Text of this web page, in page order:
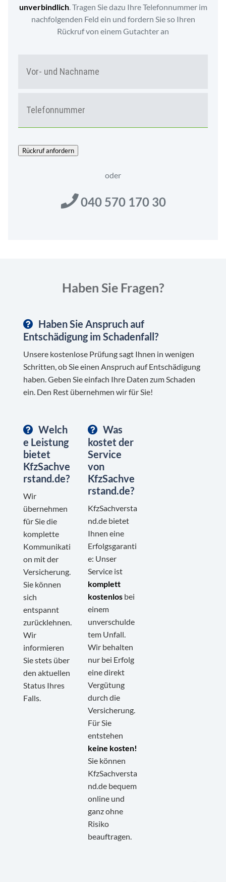
unverbindlich. Tragen Sie dazu Ihre Telefonnummer im
nachfolgenden Feld ein und fordern Sie so Ihren
Rückruf von einem Gutachter an
E
Rückruf anfordern
oder
040 570 170 30
Haben Sie Fragen?
Haben Sie Anspruch auf
Entschädigung im Schadenfall?
Unsere kostenlose Prüfung sagt Ihnen in wenigen
Schritten, ob Sie einen Anspruch auf Entschädigung
haben. Geben Sie einfach Ihre Daten zum Schaden
ein. Den Rest übernehmen wir für Sie!
Welch
e Leistung
bietet
KfzSachve
rstand.de?
Wir
übernehmen
für Sie die
komplette
Kommunikati
on mit der
Versicherung.
Sie können
sich
entspannt
zurücklehnen.
Wir
informieren
Sie stets über
den aktuellen
Status Ihres
Falls.
Was
kostet der
Service
von
KfzSachve
rstand.de?
KfzSachversta
nd.de bietet
Ihnen eine
Erfolgsgaranti
e: Unser
Service ist
komplett
kostenlos bei
einem
unverschulde
tem Unfall.
Wir behalten
nur bei Erfolg
eine direkt
Vergütung
durch die
Versicherung.
Für Sie
entstehen
keine kosten!
Sie können
KfzSachversta
nd.de bequem
online und
ganz ohne
Risiko
beauftragen.
Kundenbewertungen und Erfahrungen zu